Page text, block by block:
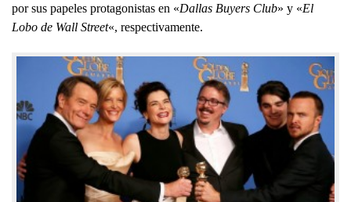
por sus papeles protagonistas en «Dallas Buyers Club» y «El
Lobo de Wall Street«, respectivamente.